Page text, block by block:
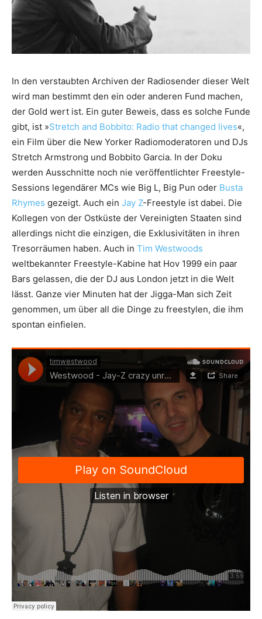
In den verstaubten Archiven der Radiosender dieser Welt
wird man bestimmt den ein oder anderen Fund machen,
der Gold wert ist. Ein guter Beweis, dass es solche Funde
gibt, ist »Stretch and Bobbito: Radio that changed lives«,
ein Film über die New Yorker Radiomoderatoren und DJs
Stretch Armstrong und Bobbito Garcia. In der Doku
werden Ausschnitte noch nie veröffentlichter Freestyle-
Sessions legendärer MCs wie Big L, Big Pun oder Busta
Rhymes gezeigt. Auch ein Jay Z-Freestyle ist dabei. Die
Kollegen von der Ostküste der Vereinigten Staaten sind
allerdings nicht die einzigen, die Exklusivitäten in ihren
Tresorräumen haben. Auch in Tim Westwoods
weltbekannter Freestyle-Kabine hat Hov 1999 ein paar
Bars gelassen, die der DJ aus London jetzt in die Welt
lässt. Ganze vier Minuten hat der Jigga-Man sich Zeit
genommen, um über all die Dinge zu freestylen, die ihm
spontan einfielen.